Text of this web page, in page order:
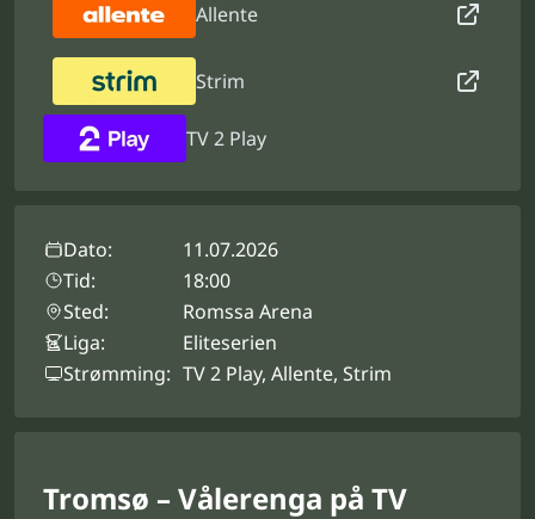
Allente
Strim
TV 2 Play
Dato:
11.07.2026
Tid:
18:00
Sted:
Romssa Arena
Liga:
Eliteserien
Strømming: TV 2 Play, Allente, Strim
Tromsø – Vålerenga på TV